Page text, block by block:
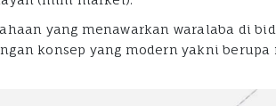
yang menawarkan waralaba di
konsep yang modern yakni